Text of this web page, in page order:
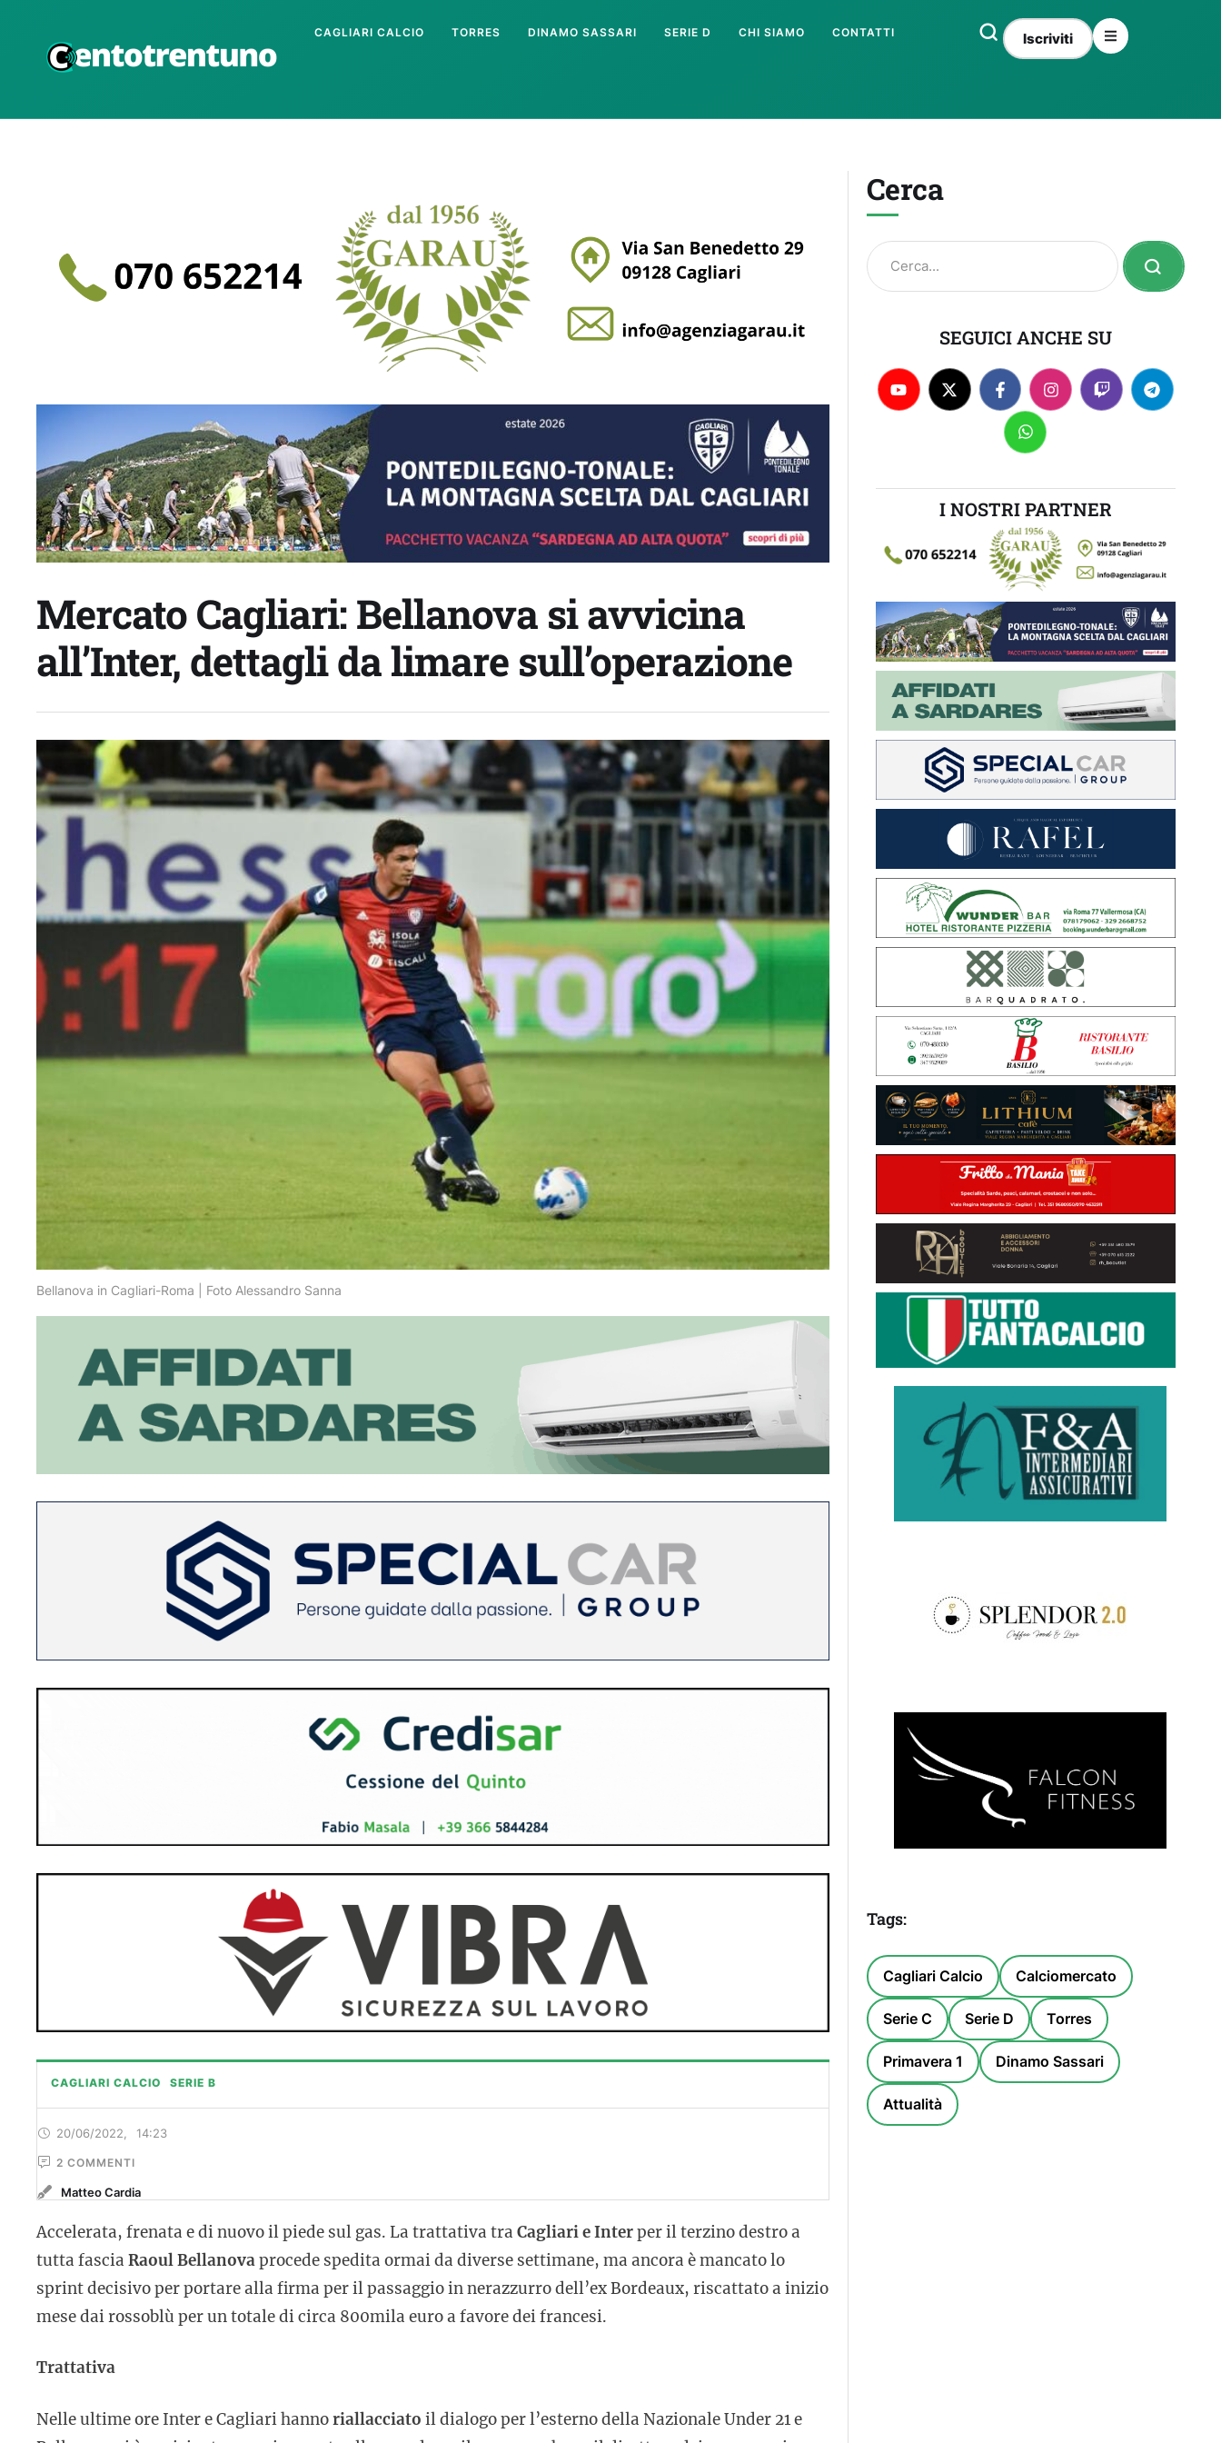
CAGLIARI CALCIO TORRES DINAMO SASSARI SERIE D CHI SIAMO CONTATTI Iscriviti
Mercato Cagliari: Bellanova si avvicina
all’Inter, dettagli da limare sull’operazione
Bellanova in Cagliari-Roma | Foto Alessandro Sanna
CAGLIARI CALCIO SERIE B
20/06/2022 14:23
2 COMMENTI
Matteo Cardia
Accelerata, frenata e di nuovo il piede sul gas. La trattativa tra Cagliari e Interper il terzino destro a
tutta fascia Raoul Bellanovaprocede spedita ormai da diverse settimane, ma ancora è mancato lo
sprint decisivo per portare alla firma per il passaggio in nerazzurro dell’ex Bordeaux, riscattato a inizio
mese dai rossoblù per un totale di circa 800mila euro a favore dei francesi.
Trattativa
Nelle ultime ore Inter e Cagliari hannoriallacciato il dialogo per l’esterno della Nazionale Under 21 e
Cerca
SEGUICI ANCHE SU
I NOSTRI PARTNER
Tags:
Cagliari Calcio Calciomercato
Serie C Serie D Torres
Primavera 1 Dinamo Sassari
Attualità